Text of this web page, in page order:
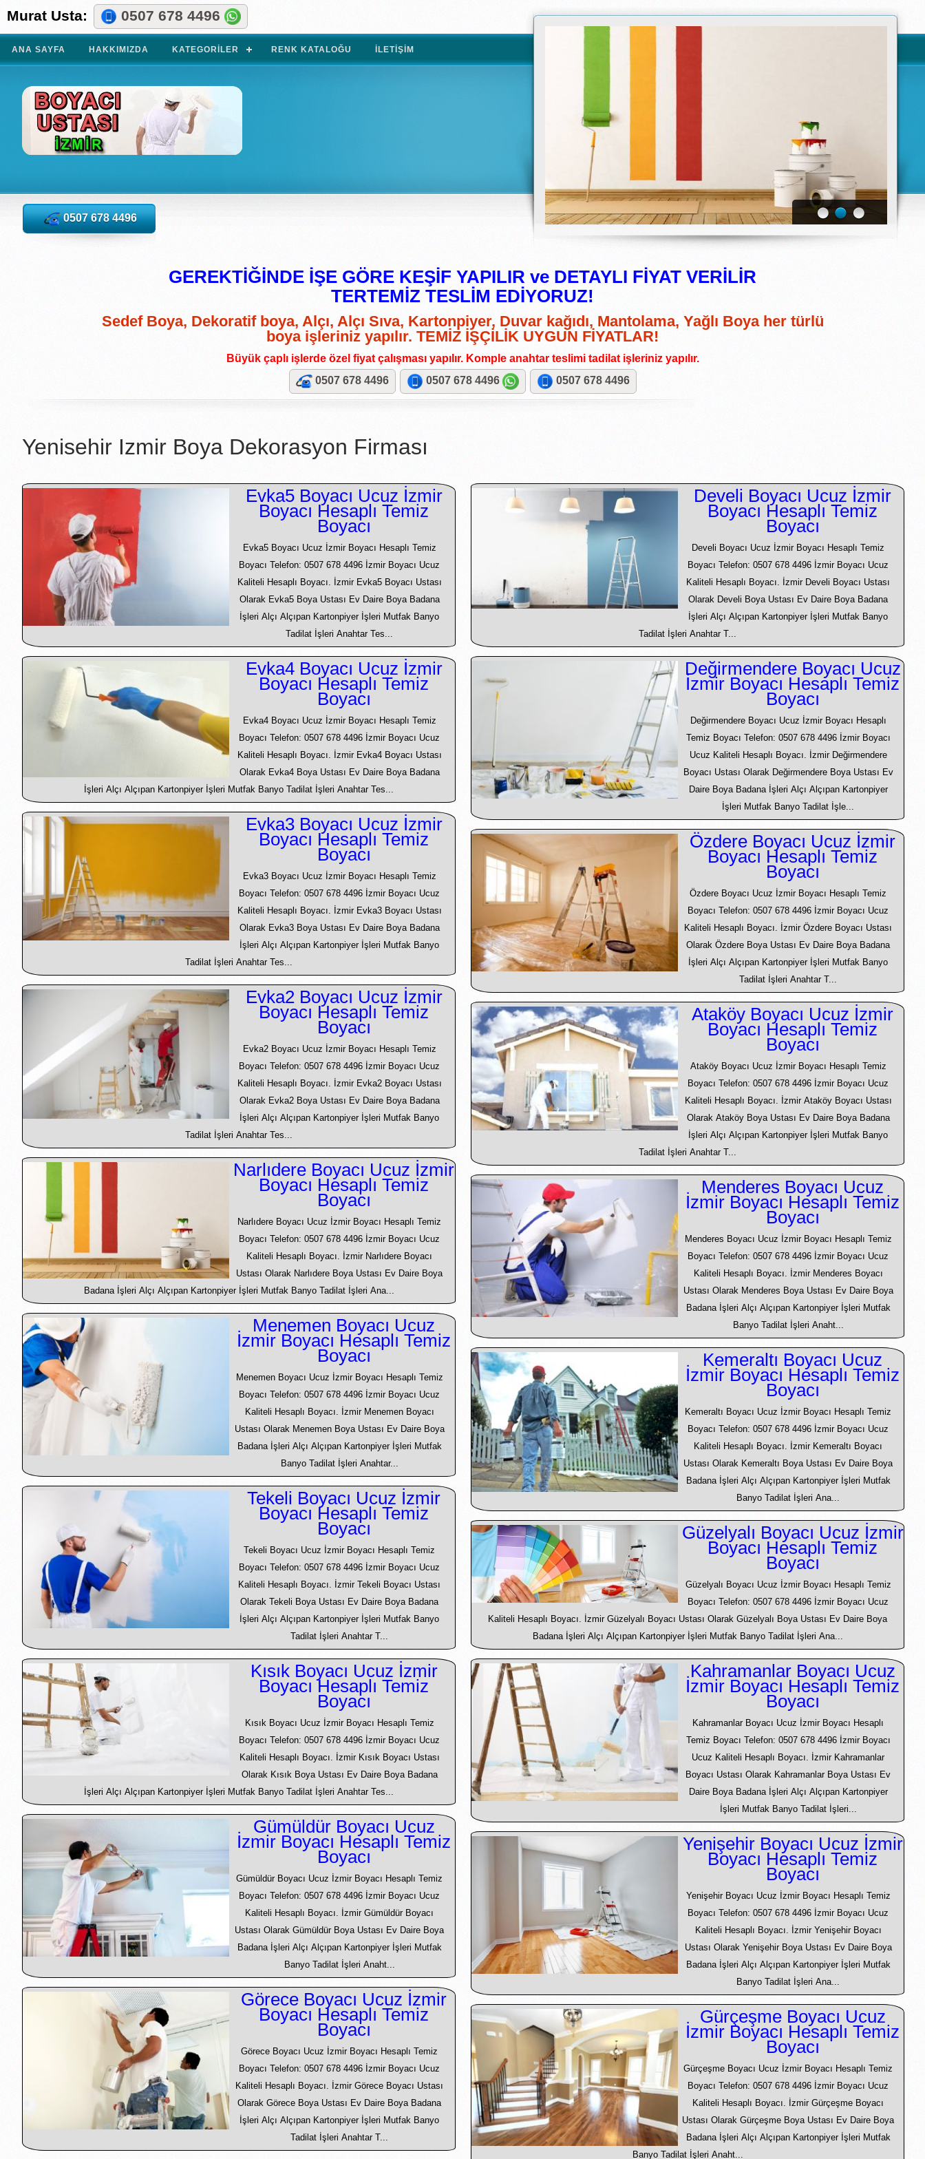
Murat Usta: 0507 678 4496
ANA SAYFA HAKKIMIZDA KATEGORILER RENK KATALOĞU İLETIŞIM
0507 678 4496
GEREKTİĞİNDE İŞE GÖRE KEŞİF YAPILIR ve DETAYLI FİYAT VERİLİR
TERTEMİZ TESLİM EDİYORUZ!
Sedef Boya, Dekoratif boya, Alçı, Alçı Sıva, Kartonpiyer, Duvar kağıdı, Mantolama, Yağlı Boya her türlü
boya işleriniz yapılır. TEMİZ İŞÇİLİK UYGUN FİYATLAR!
Büyük çaplı işlerde özel fiyat çalışması yapılır. Komple anahtar teslimi tadilat işleriniz yapılır.
0507 678 4496
0507 678 4496 0507 678 4496
Yenisehir Izmir Boya Dekorasyon Firması
Evka5 Boyacı Ucuz İzmir
Boyacı Hesaplı Temiz
Boyacı
Evka5 Boyacı Ucuz İzmir Boyacı Hesaplı Temiz
Boyacı Telefon: 0507 678 4496 İzmir Boyacı Ucuz
Kaliteli Hesaplı Boyacı. İzmir Evka5 Boyacı Ustası
Olarak Evka5 Boya Ustası Ev Daire Boya Badana
İşleri Alçı Alçıpan Kartonpiyer İşleri Mutfak Banyo
Tadilat İşleri Anahtar Tes...
Evka4 Boyacı Ucuz İzmir
Boyacı Hesaplı Temiz
Boyacı
Evka4 Boyacı Ucuz İzmir Boyacı Hesaplı Temiz
Boyacı Telefon: 0507 678 4496 İzmir Boyacı Ucuz
Kaliteli Hesaplı Boyacı. İzmir Evka4 Boyacı Ustası
Olarak Evka4 Boya Ustası Ev Daire Boya Badana
İşleri Alçı Alçıpan Kartonpiyer İşleri Mutfak Banyo Tadilat İşleri Anahtar Tes...
Evka3 Boyacı Ucuz İzmir
Boyacı Hesaplı Temiz
Boyacı
Evka3 Boyacı Ucuz İzmir Boyacı Hesaplı Temiz
Boyacı Telefon: 0507 678 4496 İzmir Boyacı Ucuz
Kaliteli Hesaplı Boyacı. İzmir Evka3 Boyacı Ustası
Olarak Evka3 Boya Ustası Ev Daire Boya Badana
İşleri Alçı Alçıpan Kartonpiyer İşleri Mutfak Banyo
Tadilat İşleri Anahtar Tes...
Evka2 Boyacı Ucuz İzmir
Boyacı Hesaplı Temiz
Boyacı
Evka2 Boyacı Ucuz İzmir Boyacı Hesaplı Temiz
Boyacı Telefon: 0507 678 4496 İzmir Boyacı Ucuz
Kaliteli Hesaplı Boyacı. İzmir Evka2 Boyacı Ustası
Olarak Evka2 Boya Ustası Ev Daire Boya Badana
İşleri Alçı Alçıpan Kartonpiyer İşleri Mutfak Banyo
Tadilat İşleri Anahtar Tes...
Narlıdere Boyacı Ucuz İzmir
Boyacı Hesaplı Temiz
Boyacı
Narlıdere Boyacı Ucuz İzmir Boyacı Hesaplı Temiz
Boyacı Telefon: 0507 678 4496 İzmir Boyacı Ucuz
Kaliteli Hesaplı Boyacı. İzmir Narlıdere Boyacı
Ustası Olarak Narlıdere Boya Ustası Ev Daire Boya
Badana İşleri Alçı Alçıpan Kartonpiyer İşleri Mutfak Banyo Tadilat İşleri Ana...
Menemen Boyacı Ucuz
İzmir Boyacı Hesaplı Temiz
Boyacı
Menemen Boyacı Ucuz İzmir Boyacı Hesaplı Temiz
Boyacı Telefon: 0507 678 4496 İzmir Boyacı Ucuz
Kaliteli Hesaplı Boyacı. İzmir Menemen Boyacı
Ustası Olarak Menemen Boya Ustası Ev Daire Boya
Badana İşleri Alçı Alçıpan Kartonpiyer İşleri Mutfak
Banyo Tadilat İşleri Anahtar...
Tekeli Boyacı Ucuz İzmir
Boyacı Hesaplı Temiz
Boyacı
Tekeli Boyacı Ucuz İzmir Boyacı Hesaplı Temiz
Boyacı Telefon: 0507 678 4496 İzmir Boyacı Ucuz
Kaliteli Hesaplı Boyacı. İzmir Tekeli Boyacı Ustası
Olarak Tekeli Boya Ustası Ev Daire Boya Badana
İşleri Alçı Alçıpan Kartonpiyer İşleri Mutfak Banyo
Tadilat İşleri Anahtar T...
Kısık Boyacı Ucuz İzmir
Boyacı Hesaplı Temiz
Boyacı
Kısık Boyacı Ucuz İzmir Boyacı Hesaplı Temiz
Boyacı Telefon: 0507 678 4496 İzmir Boyacı Ucuz
Kaliteli Hesaplı Boyacı. İzmir Kısık Boyacı Ustası
Olarak Kısık Boya Ustası Ev Daire Boya Badana
İşleri Alçı Alçıpan Kartonpiyer İşleri Mutfak Banyo Tadilat İşleri Anahtar Tes...
Gümüldür Boyacı Ucuz
İzmir Boyacı Hesaplı Temiz
Boyacı
Gümüldür Boyacı Ucuz İzmir Boyacı Hesaplı Temiz
Boyacı Telefon: 0507 678 4496 İzmir Boyacı Ucuz
Kaliteli Hesaplı Boyacı. İzmir Gümüldür Boyacı
Ustası Olarak Gümüldür Boya Ustası Ev Daire Boya
Badana İşleri Alçı Alçıpan Kartonpiyer İşleri Mutfak
Banyo Tadilat İşleri Anaht...
Görece Boyacı Ucuz İzmir
Boyacı Hesaplı Temiz
Boyacı
Görece Boyacı Ucuz İzmir Boyacı Hesaplı Temiz
Boyacı Telefon: 0507 678 4496 İzmir Boyacı Ucuz
Kaliteli Hesaplı Boyacı. İzmir Görece Boyacı Ustası
Olarak Görece Boya Ustası Ev Daire Boya Badana
İşleri Alçı Alçıpan Kartonpiyer İşleri Mutfak Banyo
Tadilat İşleri Anahtar T...
Develi Boyacı Ucuz İzmir
Boyacı Hesaplı Temiz
Boyacı
Develi Boyacı Ucuz İzmir Boyacı Hesaplı Temiz
Boyacı Telefon: 0507 678 4496 İzmir Boyacı Ucuz
Kaliteli Hesaplı Boyacı. İzmir Develi Boyacı Ustası
Olarak Develi Boya Ustası Ev Daire Boya Badana
İşleri Alçı Alçıpan Kartonpiyer İşleri Mutfak Banyo
Tadilat İşleri Anahtar T...
Değirmendere Boyacı Ucuz
İzmir Boyacı Hesaplı Temiz
Boyacı
Değirmendere Boyacı Ucuz İzmir Boyacı Hesaplı
Temiz Boyacı Telefon: 0507 678 4496 İzmir Boyacı
Ucuz Kaliteli Hesaplı Boyacı. İzmir Değirmendere
Boyacı Ustası Olarak Değirmendere Boya Ustası Ev
Daire Boya Badana İşleri Alçı Alçıpan Kartonpiyer
İşleri Mutfak Banyo Tadilat İşle...
Özdere Boyacı Ucuz İzmir
Boyacı Hesaplı Temiz
Boyacı
Özdere Boyacı Ucuz İzmir Boyacı Hesaplı Temiz
Boyacı Telefon: 0507 678 4496 İzmir Boyacı Ucuz
Kaliteli Hesaplı Boyacı. İzmir Özdere Boyacı Ustası
Olarak Özdere Boya Ustası Ev Daire Boya Badana
İşleri Alçı Alçıpan Kartonpiyer İşleri Mutfak Banyo
Tadilat İşleri Anahtar T...
Ataköy Boyacı Ucuz İzmir
Boyacı Hesaplı Temiz
Boyacı
Ataköy Boyacı Ucuz İzmir Boyacı Hesaplı Temiz
Boyacı Telefon: 0507 678 4496 İzmir Boyacı Ucuz
Kaliteli Hesaplı Boyacı. İzmir Ataköy Boyacı Ustası
Olarak Ataköy Boya Ustası Ev Daire Boya Badana
İşleri Alçı Alçıpan Kartonpiyer İşleri Mutfak Banyo
Tadilat İşleri Anahtar T...
Menderes Boyacı Ucuz
İzmir Boyacı Hesaplı Temiz
Boyacı
Menderes Boyacı Ucuz İzmir Boyacı Hesaplı Temiz
Boyacı Telefon: 0507 678 4496 İzmir Boyacı Ucuz
Kaliteli Hesaplı Boyacı. İzmir Menderes Boyacı
Ustası Olarak Menderes Boya Ustası Ev Daire Boya
Badana İşleri Alçı Alçıpan Kartonpiyer İşleri Mutfak
Banyo Tadilat İşleri Anaht...
Kemeraltı Boyacı Ucuz
İzmir Boyacı Hesaplı Temiz
Boyacı
Kemeraltı Boyacı Ucuz İzmir Boyacı Hesaplı Temiz
Boyacı Telefon: 0507 678 4496 İzmir Boyacı Ucuz
Kaliteli Hesaplı Boyacı. İzmir Kemeraltı Boyacı
Ustası Olarak Kemeraltı Boya Ustası Ev Daire Boya
Badana İşleri Alçı Alçıpan Kartonpiyer İşleri Mutfak
Banyo Tadilat İşleri Ana...
Güzelyalı Boyacı Ucuz İzmir
Boyacı Hesaplı Temiz
Boyacı
Güzelyalı Boyacı Ucuz İzmir Boyacı Hesaplı Temiz
Boyacı Telefon: 0507 678 4496 İzmir Boyacı Ucuz
Kaliteli Hesaplı Boyacı. İzmir Güzelyalı Boyacı Ustası Olarak Güzelyalı Boya Ustası Ev Daire Boya
Badana İşleri Alçı Alçıpan Kartonpiyer İşleri Mutfak Banyo Tadilat İşleri Ana...
Kahramanlar Boyacı Ucuz
İzmir Boyacı Hesaplı Temiz
Boyacı
Kahramanlar Boyacı Ucuz İzmir Boyacı Hesaplı
Temiz Boyacı Telefon: 0507 678 4496 İzmir Boyacı
Ucuz Kaliteli Hesaplı Boyacı. İzmir Kahramanlar
Boyacı Ustası Olarak Kahramanlar Boya Ustası Ev
Daire Boya Badana İşleri Alçı Alçıpan Kartonpiyer
İşleri Mutfak Banyo Tadilat İşleri...
Yenişehir Boyacı Ucuz İzmir
Boyacı Hesaplı Temiz
Boyacı
Yenişehir Boyacı Ucuz İzmir Boyacı Hesaplı Temiz
Boyacı Telefon: 0507 678 4496 İzmir Boyacı Ucuz
Kaliteli Hesaplı Boyacı. İzmir Yenişehir Boyacı
Ustası Olarak Yenişehir Boya Ustası Ev Daire Boya
Badana İşleri Alçı Alçıpan Kartonpiyer İşleri Mutfak
Banyo Tadilat İşleri Ana...
Gürçeşme Boyacı Ucuz
İzmir Boyacı Hesaplı Temiz
Boyacı
Gürçeşme Boyacı Ucuz İzmir Boyacı Hesaplı Temiz
Boyacı Telefon: 0507 678 4496 İzmir Boyacı Ucuz
Kaliteli Hesaplı Boyacı. İzmir Gürçeşme Boyacı
Ustası Olarak Gürçeşme Boya Ustası Ev Daire Boya
Badana İşleri Alçı Alçıpan Kartonpiyer İşleri Mutfak
Banyo Tadilat İşleri Anaht...